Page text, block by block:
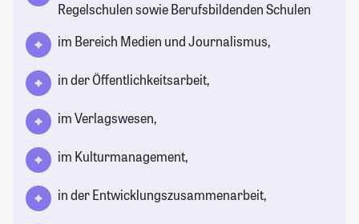
Regelschulen sowie Berufsbildenden Schulen
im Bereich Medien und Journalismus,
in der Öffentlichkeitsarbeit,
im Verlagswesen,
im Kulturmanagement,
in der Entwicklungszusammenarbeit,